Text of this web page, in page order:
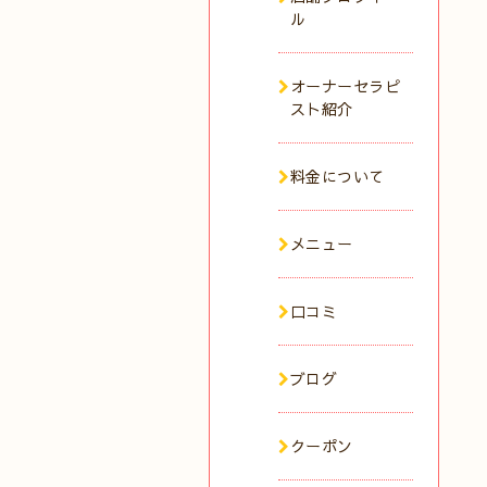
ル
オーナーセラピ
スト紹介
料金について
メニュー
口コミ
ブログ
クーポン